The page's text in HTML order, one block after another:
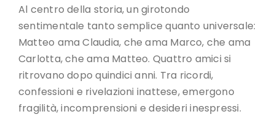
Al centro della storia, un girotondo
sentimentale tanto semplice quanto universale:
Matteo ama Claudia, che ama Marco, che ama
Carlotta, che ama Matteo. Quattro amici si
ritrovano dopo quindici anni. Tra ricordi,
confessioni e rivelazioni inattese, emergono
fragilità, incomprensioni e desideri inespressi.